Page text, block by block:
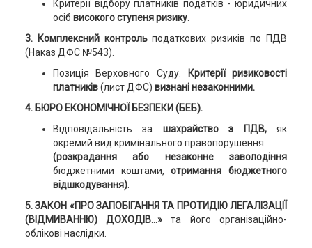
Критерії відбору платників податків - юридичних
осіб високого ступеня ризику.
3. Комплексний контрольподаткових ризиків по ПДВ
(Наказ ДФС №543).
Позиція Верховного Суду.
Критерії ризиковості
платників(лист ДФС) визнані незаконними.
4. БЮРО ЕКОНОМІЧНОЇ БЕЗПЕКИ (БЕБ).
Відповідальність за шахрайство з ПДВ,як
окремий вид кримінального правопорушення
(розкрадання або незаконне заволодіння
бюджетними коштами, отримання бюджетного
відшкодування).
5. ЗАКОН «ПРО ЗАПОБІГАННЯ ТА ПРОТИДІЮ ЛЕГАЛІЗАЦІЇ
(ВІДМИВАННЮ) ДОХОДІВ…»та його організаційно-
облікові наслідки.